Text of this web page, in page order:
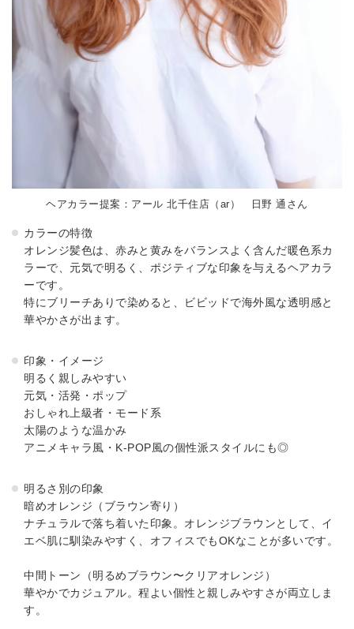
ヘアカラー提案：アール 北千住店（ar） 日野 通さん
カラーの特徴
オレンジ髪色は、赤みと黄みをバランスよく含んだ暖色系カ
ラーで、元気で明るく、ポジティブな印象を与えるヘアカラ
ーです。
特にブリーチありで染めると、ビビッドで海外風な透明感と
華やかさが出ます。
印象・イメージ
明るく親しみやすい
元気・活発・ポップ
おしゃれ上級者・モード系
太陽のような温かみ
アニメキャラ風・K-POP風の個性派スタイルにも◎
明るさ別の印象
暗めオレンジ（ブラウン寄り）
ナチュラルで落ち着いた印象。オレンジブラウンとして、イ
エベ肌に馴染みやすく、オフィスでもOKなことが多いです。
中間トーン（明るめブラウン〜クリアオレンジ）
華やかでカジュアル。程よい個性と親しみやすさが両立しま
す。